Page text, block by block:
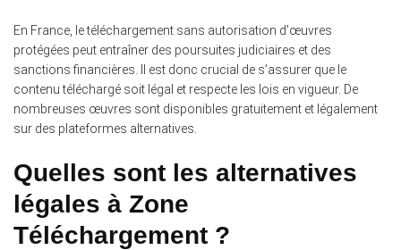
En France, le téléchargement sans autorisation d’œuvres
protégées peut entraîner des poursuites judiciaires et des
sanctions financières. Il est donc crucial de s’assurer que le
contenu téléchargé soit légal et respecte les lois en vigueur. De
nombreuses œuvres sont disponibles gratuitement et légalement
sur des plateformes alternatives.
Quelles sont les alternatives
légales à Zone
Téléchargement ?